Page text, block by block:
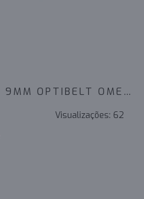
CORREIA 3M 384 X 9MM OPTIBELT OMEGA
Visualizações: 62